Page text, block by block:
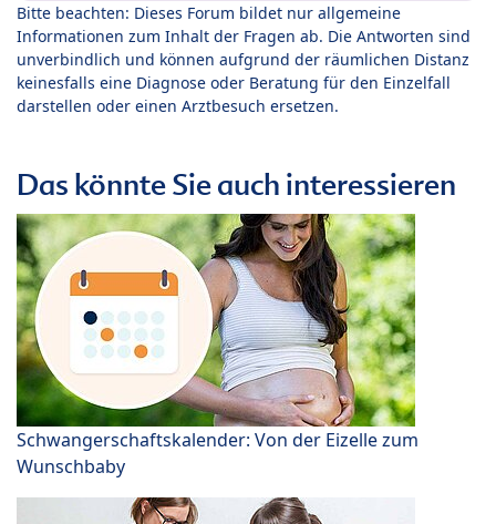
Bitte beachten: Dieses Forum bildet nur allgemeine
Informationen zum Inhalt der Fragen ab. Die Antworten sind
unverbindlich und können aufgrund der räumlichen Distanz
keinesfalls eine Diagnose oder Beratung für den Einzelfall
darstellen oder einen Arztbesuch ersetzen.
Das könnte Sie auch interessieren
Schwangerschaftskalender: Von der Eizelle zum
Wunschbaby